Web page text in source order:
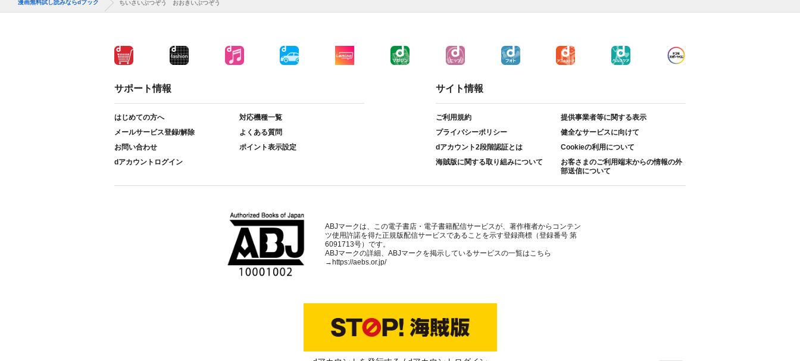
漫画無料試し読みならdブック ちいさいぶつぞう おおきいぶつぞう
サポート情報
はじめての方へ
対応機種一覧
メールサービス登録/解除
よくある質問
お問い合わせ
ポイント表示設定
dアカウントログイン
サイト情報
ご利用規約
提供事業者等に関する表示
プライバシーポリシー
健全なサービスに向けて
dアカウント2段階認証とは
Cookieの利用について
海賊版に関する取り組みについて
お客さまのご利用端末からの情報の外
部送信について
ABJマークは、この電子書店・電子書籍配信サービスが、著作権者からコンテン
ツ使用許諾を得た正規版配信サービスであることを示す登録商標（登録番号 第
6091713号）です。
ABJマークの詳細、ABJマークを掲示しているサービスの一覧はこちら
→https://aebs.or.jp/